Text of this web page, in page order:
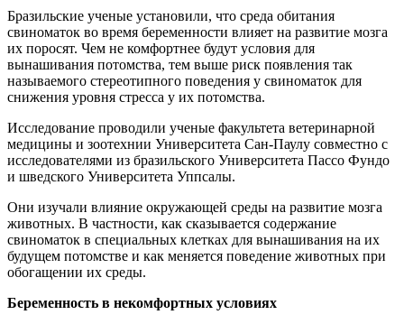
Бразильские ученые установили, что среда обитания
свиноматок во время беременности влияет на развитие мозга
их поросят. Чем не комфортнее будут условия для
вынашивания потомства, тем выше риск появления так
называемого стереотипного поведения у свиноматок для
снижения уровня стресса у их потомства.
Исследование проводили ученые факультета ветеринарной
медицины и зоотехнии Университета Сан-Паулу совместно с
исследователями из бразильского Университета Пассо Фундо
и шведского Университета Уппсалы.
Они изучали влияние окружающей среды на развитие мозга
животных. В частности, как сказывается содержание
свиноматок в специальных клетках для вынашивания на их
будущем потомстве и как меняется поведение животных при
обогащении их среды.
Беременность в некомфортных условиях